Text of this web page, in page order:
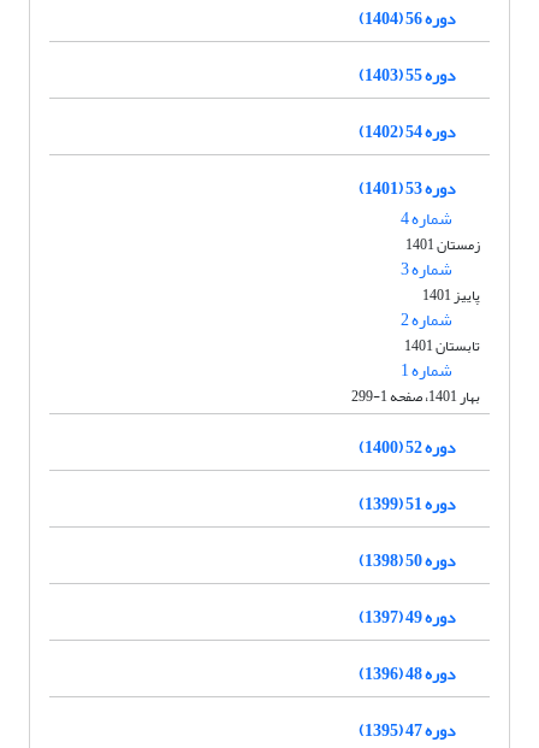
دوره 56 (1404)
دوره 55 (1403)
دوره 54 (1402)
دوره 53 (1401)
شماره 4
زمستان 1401
شماره 3
پاییز 1401
شماره 2
تابستان 1401
شماره 1
بهار 1401، صفحه 1-299
دوره 52 (1400)
دوره 51 (1399)
دوره 50 (1398)
دوره 49 (1397)
دوره 48 (1396)
دوره 47 (1395)